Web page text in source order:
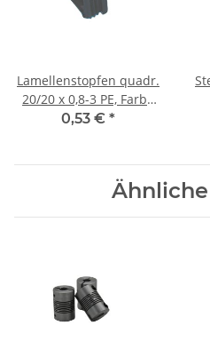
Lamellenstopfen quadr.
20/20 x 0,8-3 PE, Farbe
schwarz
0,53 € *